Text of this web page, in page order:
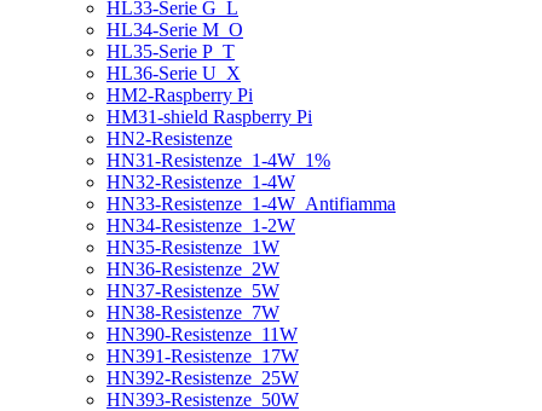
HL33-Serie G_L
HL34-Serie M_O
HL35-Serie P_T
HL36-Serie U_X
HM2-Raspberry Pi
HM31-shield Raspberry Pi
HN2-Resistenze
HN31-Resistenze_1-4W_1%
HN32-Resistenze_1-4W
HN33-Resistenze_1-4W_Antifiamma
HN34-Resistenze_1-2W
HN35-Resistenze_1W
HN36-Resistenze_2W
HN37-Resistenze_5W
HN38-Resistenze_7W
HN390-Resistenze_11W
HN391-Resistenze_17W
HN392-Resistenze_25W
HN393-Resistenze_50W